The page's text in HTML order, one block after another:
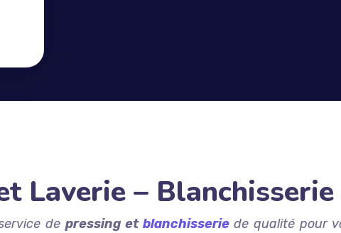
Laverie –
de pressing et blanchisseriede qualité pour